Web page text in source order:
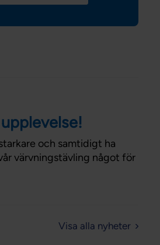
och samtidigt ha
värvningstävling något för
Visa alla nyheter